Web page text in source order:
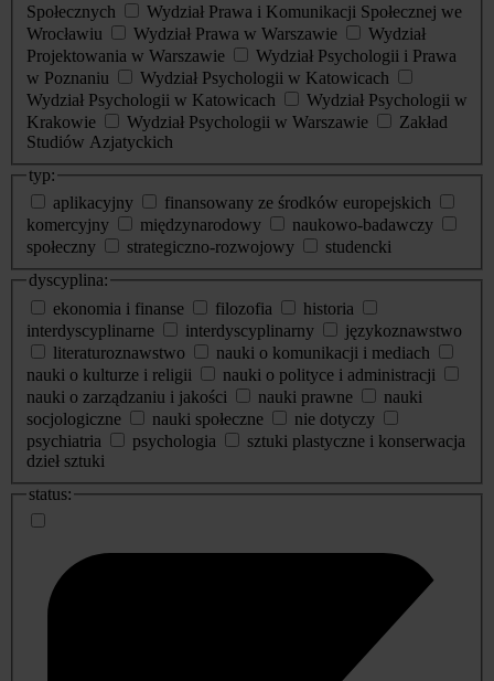
Społecznych
Wydział Prawa i Komunikacji Społecznej we
Wrocławiu
Wydział Prawa w Warszawie
Wydział
Projektowania w Warszawie
Wydział Psychologii i Prawa
w Poznaniu
Wydział Psychologii w Katowicach
Wydział Psychologii w Katowicach
Wydział Psychologii w
Krakowie
Wydział Psychologii w Warszawie
Zakład
Studiów Azjatyckich
typ:
aplikacyjny
finansowany ze środków europejskich
komercyjny
międzynarodowy
naukowo-badawczy
społeczny
strategiczno-rozwojowy
studencki
dyscyplina:
ekonomia i finanse
filozofia
historia
interdyscyplinarne
interdyscyplinarny
językoznawstwo
literaturoznawstwo
nauki o komunikacji i mediach
nauki o kulturze i religii
nauki o polityce i administracji
nauki o zarządzaniu i jakości
nauki prawne
nauki
socjologiczne
nauki społeczne
nie dotyczy
psychiatria
psychologia
sztuki plastyczne i konserwacja
dzieł sztuki
status: